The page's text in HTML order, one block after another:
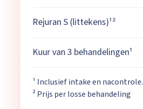
Rejuran S (littekens)¹²
Kuur van 3 behandelingen¹
¹ Inclusief intake en nacontrole.
² Prijs per losse behandeling